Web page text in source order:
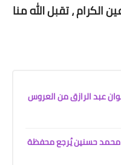
الكرام ، تقبل الله منا
عبد الرازق من العروس
محمد حسنين يُرجع محفظة